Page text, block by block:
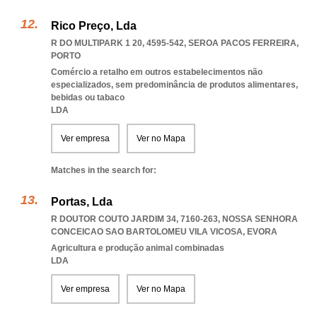
Rico Preço, Lda
R DO MULTIPARK 1 20, 4595-542, SEROA PACOS FERREIRA,
PORTO
Comércio a retalho em outros estabelecimentos não
especializados, sem predominância de produtos alimentares,
bebidas ou tabaco
LDA
Ver empresa Ver no Mapa
Matches in the search for:
Portas, Lda
R DOUTOR COUTO JARDIM 34, 7160-263, NOSSA SENHORA
CONCEICAO SAO BARTOLOMEU VILA VICOSA, EVORA
Agricultura e produção animal combinadas
LDA
Ver empresa Ver no Mapa